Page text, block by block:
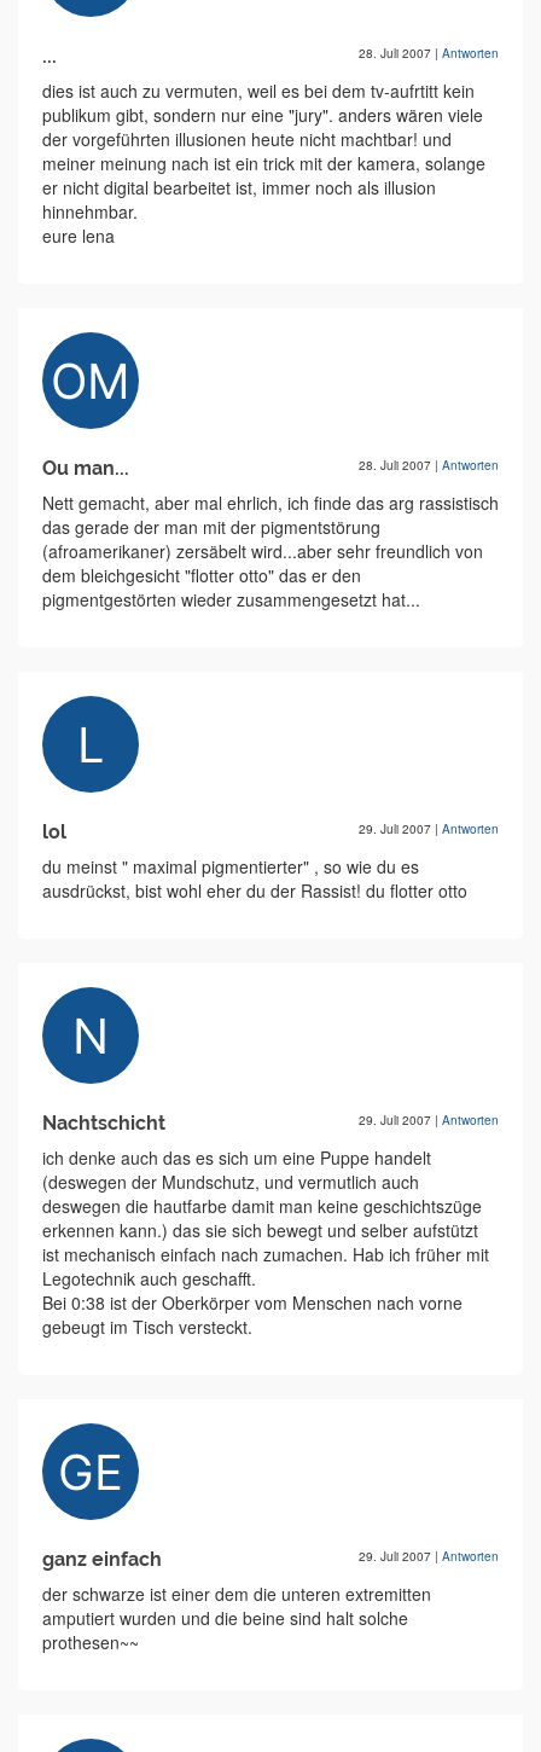
... 28. Juli 2007 | Antworten
dies ist auch zu vermuten, weil es bei dem tv-aufrtitt kein
publikum gibt, sondern nur eine "jury". anders wären viele
der vorgeführten illusionen heute nicht machtbar! und
meiner meinung nach ist ein trick mit der kamera, solange
er nicht digital bearbeitet ist, immer noch als illusion
hinnehmbar.
eure lena
Ou man... 28. Juli 2007 | Antworten
Nett gemacht, aber mal ehrlich, ich finde das arg rassistisch
das gerade der man mit der pigmentstörung
(afroamerikaner) zersäbelt wird...aber sehr freundlich von
dem bleichgesicht "flotter otto" das er den
pigmentgestörten wieder zusammengesetzt hat...
lol 29. Juli 2007 | Antworten
du meinst " maximal pigmentierter" , so wie du es
ausdrückst, bist wohl eher du der Rassist! du flotter otto
Nachtschicht 29. Juli 2007 | Antworten
ich denke auch das es sich um eine Puppe handelt
(deswegen der Mundschutz, und vermutlich auch
deswegen die hautfarbe damit man keine geschichtszüge
erkennen kann.) das sie sich bewegt und selber aufstützt
ist mechanisch einfach nach zumachen. Hab ich früher mit
Legotechnik auch geschafft.
Bei 0:38 ist der Oberkörper vom Menschen nach vorne
gebeugt im Tisch versteckt.
ganz einfach 29. Juli 2007 | Antworten
der schwarze ist einer dem die unteren extremitten
amputiert wurden und die beine sind halt solche
prothesen~~